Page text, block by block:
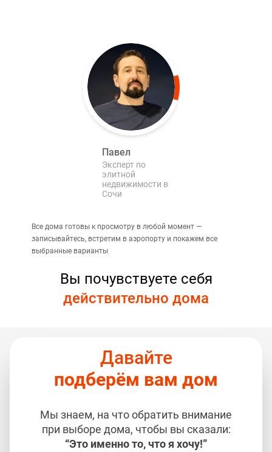
Павел
Эксперт по
элитной
недвижимости в
Сочи
Все дома готовы к просмотру в любой момент —
записывайтесь, встретим в аэропорту и покажем все
выбранные варианты
Вы почувствуете себя
действительно дома
Давайте
подберём вам дом
Мы знаем, на что обратить внимание
при выборе дома, чтобы вы сказали:
“Это именно то, что я хочу!”